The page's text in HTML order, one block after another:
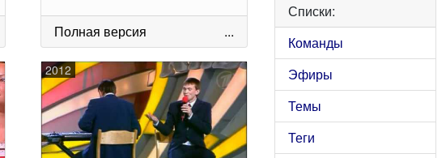
Полная версия ...
2012
Списки:
Команды
Эфиры
Темы
Теги